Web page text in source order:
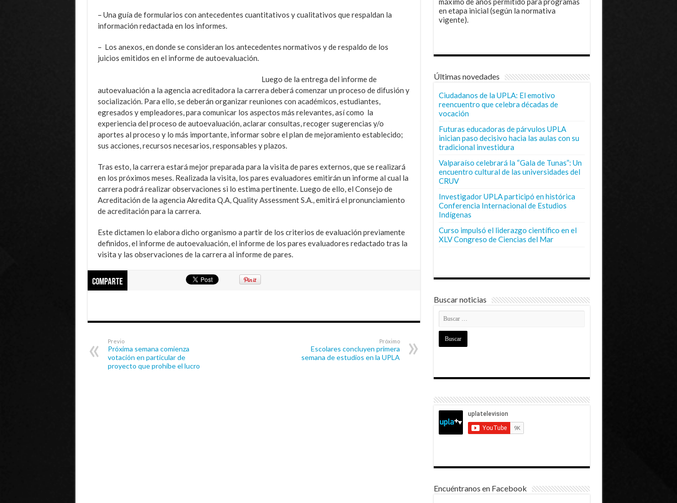
– Una guía de formularios con antecedentes cuantitativos y cualitativos que respaldan la
información redactada en los informes.
– Los anexos, en donde se consideran los antecedentes normativos y de respaldo de los
juicios emitidos en el informe de autoevaluación.
Luego de la entrega del informe de
autoevaluación a la agencia acreditadora la carrera deberá comenzar un proceso de difusión y
socialización. Para ello, se deberán organizar reuniones con académicos, estudiantes,
egresados y empleadores, para comunicar los aspectos más relevantes, así como la
experiencia del proceso de autoevaluación, aclarar consultas, recoger sugerencias y/o
aportes al proceso y lo más importante, informar sobre el plan de mejoramiento establecido;
sus acciones, recursos necesarios, responsables y plazos.
Tras esto, la carrera estará mejor preparada para la visita de pares externos, que se realizará
en los próximos meses. Realizada la visita, los pares evaluadores emitirán un informe al cual la
carrera podrá realizar observaciones si lo estima pertinente. Luego de ello, el Consejo de
Acreditación de la agencia Akredita Q.A, Quality Assessment S.A., emitirá el pronunciamiento
de acreditación para la carrera.
Este dictamen lo elabora dicho organismo a partir de los criterios de evaluación previamente
definidos, el informe de autoevaluación, el informe de los pares evaluadores redactado tras la
visita y las observaciones de la carrera al informe de pares.
Comparte
Previo
Próxima semana comienza
votación en particular de
proyecto que prohíbe el lucro
Próximo
Escolares concluyen primera
semana de estudios en la UPLA
en etapa inicial (según la normativa
vigente).
Últimas novedades
Ciudadanos de la UPLA: El emotivo
reencuentro que celebra décadas de
vocación
Futuras educadoras de párvulos UPLA
inician paso decisivo hacia las aulas con su
tradicional investidura
Valparaíso celebrará la “Gala de Tunas”: Un
encuentro cultural de las universidades del
CRUV
Investigador UPLA participó en histórica
Conferencia Internacional de Estudios
Indígenas
Curso impulsó el liderazgo científico en el
XLV Congreso de Ciencias del Mar
Buscar noticias
Encuéntranos en Facebook